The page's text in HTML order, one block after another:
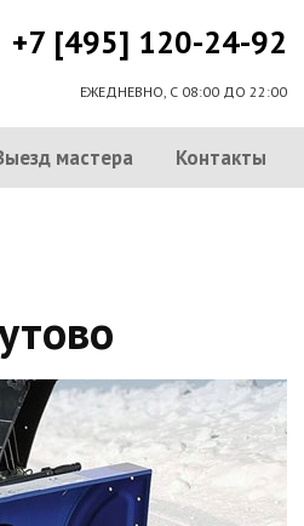
+7 [495] 120-24-92
ЕЖЕДНЕВНО, С 08:00 ДО 22:00
мастера Контакты